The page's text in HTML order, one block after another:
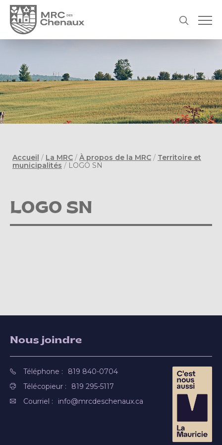
Accueil / La MRC / À propos de la MRC / Territoire et
municipalités / LOGO SN
LOGO SN
Nous joindre
Téléphone :
819 840-0704
Télécopieur :
819 295-5117
Courriel :
info@mrcdeschenaux.ca